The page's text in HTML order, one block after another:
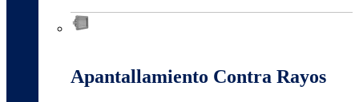
Apantallamiento Contra Rayos